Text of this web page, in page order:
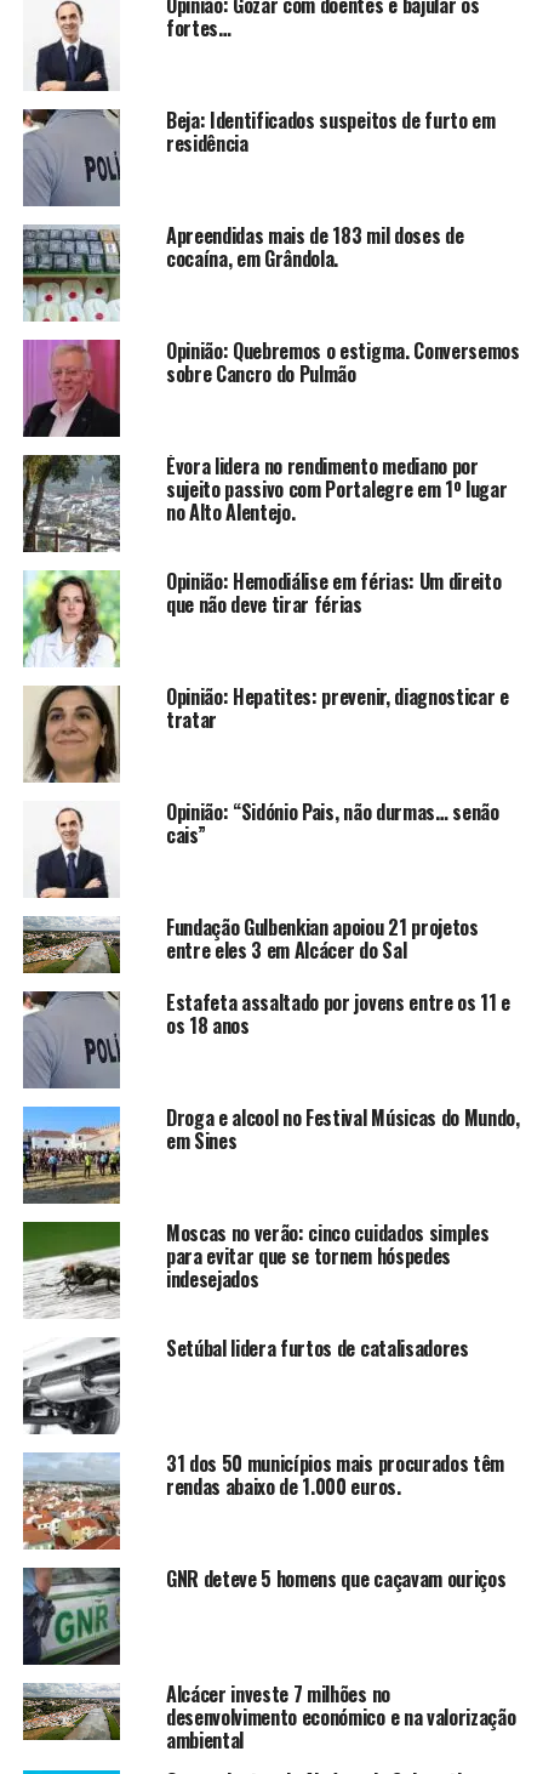
fortes…
Beja: Identificados suspeitos de furto em
residência
Apreendidas mais de 183 mil doses de
cocaína, em Grândola.
Opinião: Quebremos o estigma. Conversemos
sobre Cancro do Pulmão
Évora lidera no rendimento mediano por
sujeito passivo com Portalegre em 1º lugar
no Alto Alentejo.
Opinião: Hemodiálise em férias: Um direito
que não deve tirar férias
Opinião: Hepatites: prevenir, diagnosticar e
tratar
Opinião: “Sidónio Pais, não durmas… senão
cais”
Fundação Gulbenkian apoiou 21 projetos
entre eles 3 em Alcácer do Sal
Estafeta assaltado por jovens entre os 11 e
os 18 anos
Droga e alcool no Festival Músicas do Mundo,
em Sines
Moscas no verão: cinco cuidados simples
para evitar que se tornem hóspedes
indesejados
Setúbal lidera furtos de catalisadores
31 dos 50 municípios mais procurados têm
rendas abaixo de 1.000 euros.
GNR deteve 5 homens que caçavam ouriços
Alcácer investe 7 milhões no
desenvolvimento económico e na valorização
ambiental